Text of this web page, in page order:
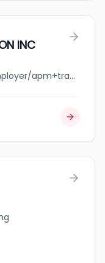
INC
jobbank.gc.ca/browsejobs/employer/apm+transportation+inc/ca